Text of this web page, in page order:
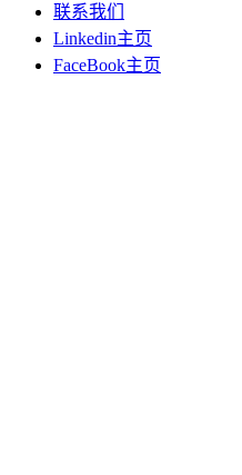
联系我们
Linkedin主页
FaceBook主页